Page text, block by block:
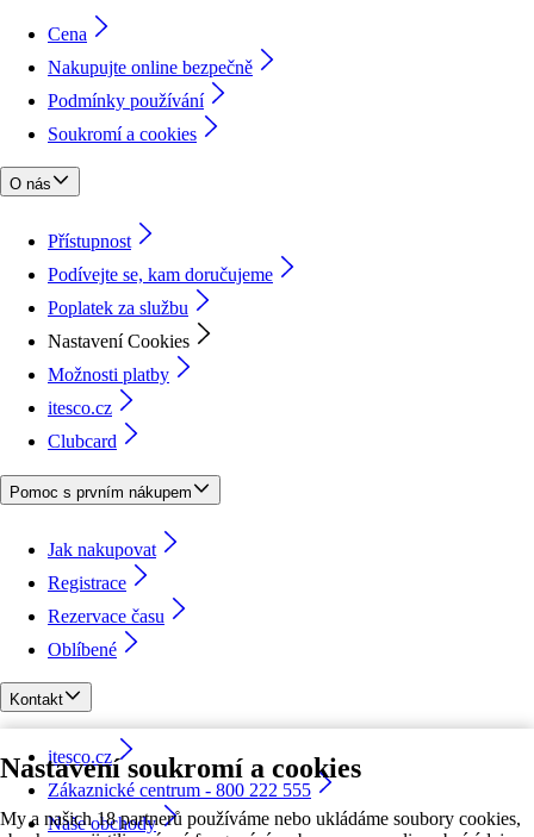
Nastavení soukromí a cookies
My a našich 18 partnerů používáme nebo ukládáme soubory cookies,
Cena
Nakupujte online bezpečně
Podmínky používání
Soukromí a cookies
O nás
Přístupnost
Podívejte se, kam doručujeme
Poplatek za službu
Nastavení Cookies
Možnosti platby
itesco.cz
Clubcard
Pomoc s prvním nákupem
Jak nakupovat
Registrace
Rezervace času
Oblíbené
Kontakt
itesco.cz
Zákaznické centrum - 800 222 555
Naše obchody